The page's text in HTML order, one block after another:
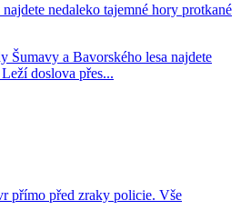
nedaleko tajemné hory protkané
Šumavy a Bavorského lesa najdete
doslova přes...
přímo před zraky policie. Vše